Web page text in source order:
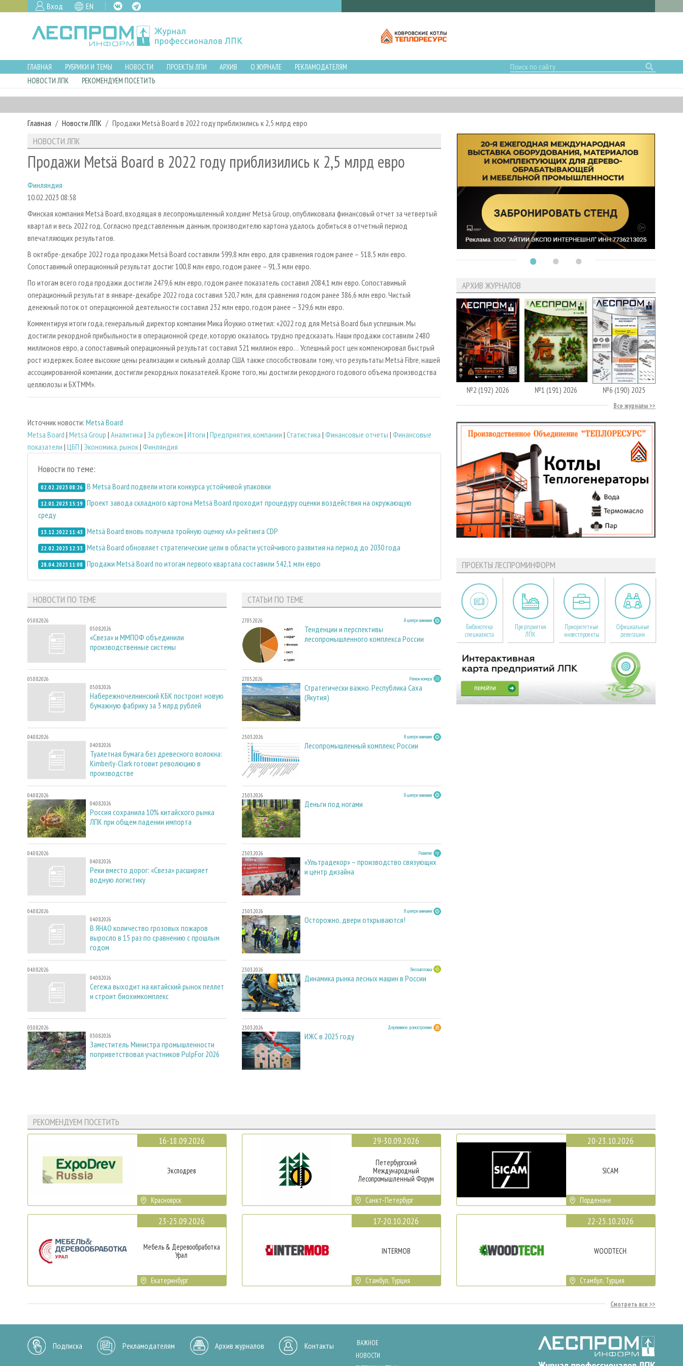
Вход EN
ГЛАВНАЯ РУБРИКИ И ТЕМЫ НОВОСТИ ПРОЕКТЫ ЛПИ АРХИВ О ЖУРНАЛЕ
РЕКЛАМОДАТЕЛЯМ
НОВОСТИ ЛПК
РЕКОМЕНДУЕМ ПОСЕТИТЬ
Главная Новости ЛПК Продажи Metsä Board в 2022 году приблизились к 2,5 млрд евро
НОВОСТИ ЛПК
Продажи Metsä Board в 2022 году приблизились к 2,5 млрд евро
Финляндия
10.02.2023 08:58
Финская компания Metsä Board, входящая в лесопромышленный холдинг Metsä Group, опубликовала финансовый отчет за четвертый
квартал и весь 2022 год. Согласно представленным данным, производителю картона удалось добиться в отчетный период
впечатляющих результатов.
В октябре-декабре 2022 года продажи Metsä Board составили 599,8 млн евро, для сравнения годом ранее – 518,5 млн евро.
Сопоставимый операционный результат достиг 100,8 млн евро, годом ранее – 91,3 млн евро.
По итогам всего года продажи достигли 2479,6 млн евро, годом ранее показатель составил 2084,1 млн евро. Сопоставимый
операционный результат в январе-декабре 2022 года составил 520,7 млн, для сравнения годом ранее 386,6 млн евро. Чистый
денежный поток от операционной деятельности составил 232 млн евро, годом ранее – 329,6 млн евро.
Комментируя итоги года, генеральный директор компании Мика Йоукио отметил: «2022 год для Metsä Board был успешным. Мы
достигли рекордной прибыльности в операционной среде, которую оказалось трудно предсказать. Наши продажи составили 2480
миллионов евро, а сопоставимый операционный результат составил 521 миллион евро… Успешный рост цен компенсировал быстрый
рост издержек. Более высокие цены реализации и сильный доллар США также способствовали тому, что результаты Metsä Fibre, нашей
ассоциированной компании, достигли рекордных показателей. Кроме того, мы достигли рекордного годового объема производства
целлюлозы и БХТММ».
Источник новости: Metsä Board
Metsa Board | Metsä Group | Аналитика | За рубежом | Итоги | Предприятия, компании | Статистика | Финансовые отчеты | Финансовые
показатели | ЦБП | Экономика, рынок| Финляндия
Новости по теме:
02.02.2023 08:26 В Metsä Board подвели итоги конкурса устойчивой упаковки
12.01.2023 15:19 Проект завода складного картона Metsä Board проходит процедуру оценки воздействия на окружающую
среду
13.12.2022 11:43 Metsä Board вновь получила тройную оценку «А» рейтинга CDP
22.02.2023 12:33 Metsä Board обновляет стратегические цели в области устойчивого развития на период до 2030 года
28.04.2023 11:08 Продажи Metsä Board по итогам первого квартала составили 542,1 млн евро
НОВОСТИ ПО ТЕМЕ
05.08.2026
05.08.2026
«Свеза» и ММПОФ объединили
производственные системы
05.08.2026
05.08.2026
Набережночелнинский КБК построит новую
бумажную фабрику за 3 млрд рублей
04.08.2026
04.08.2026
Туалетная бумага без древесного волокна:
Kimberly-Clark готовит революцию в
производстве
04.08.2026
04.08.2026
Россия сохранила 10% китайского рынка
ЛПК при общем падении импорта
04.08.2026
04.08.2026
Реки вместо дорог: «Свеза» расширяет
водную логистику
04.08.2026
04.08.2026
В ЯНАО количество грозовых пожаров
выросло в 15 раз по сравнению с прошлым
годом
04.08.2026
04.08.2026
Сегежа выходит на китайский рынок пеллет
и строит биохимкомплекс
03.08.2026
03.08.2026
Заместитель Министра промышленности
поприветствовал участников PulpFor 2026
СТАТЬИ ПО ТЕМЕ
27.05.2026 В центре внимания
Тенденции и перспективы
лесопромышленного комплекса России
27.05.2026 Регион номера
Стратегически важно. Республика Саха
(Якутия)
23.03.2026 В центре внимания
Лесопромышленный комплекс России
23.03.2026 В центре внимания
Деньги под ногами
23.03.2026 Развитие
«Ультрадекор» – производство связующих
и центр дизайна
23.03.2026 В центре внимания
Осторожно, двери открываются!
23.03.2026 Лесозаготовка
Динамика рынка лесных машин в России
23.03.2026 Деревянное домостроение
ИЖС в 2025 году
АРХИВ ЖУРНАЛОВ
№2 (192) 2026 №1 (191) 2026 №6 (190) 2025
Все журналы
ПРОЕКТЫ ЛЕСПРОМИНФОРМ
Библиотека
специалиста
Предприятия
ЛПК
Приоритетные
инвестпроекты
Официальные
делегации
РЕКОМЕНДУЕМ ПОСЕТИТЬ
16-18.09.2026
Эксподрев
Красноярск
23-25.09.2026
Мебель & Деревообработка
Урал
Екатеринбург
29-30.09.2026
Петербургский
Международный
Лесопромышленный Форум
Санкт-Петербург
17-20.10.2026
INTERMOB
Стамбул, Турция
20-23.10.2026
SICAM
Порденоне
22-25.10.2026
WOODTECH
Стамбул, Турция
Смотреть все
Подписка Рекламодателям Архив журналов Контакты
ВАЖНОЕ
НОВОСТИ